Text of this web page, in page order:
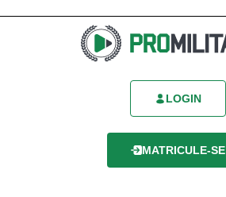
LOGIN
MATRICULE-SE